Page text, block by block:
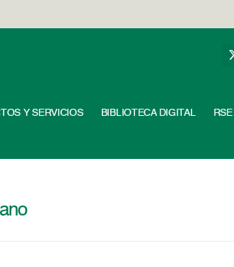
Y SERVICIOS BIBLIOTECA DIGITAL RSE